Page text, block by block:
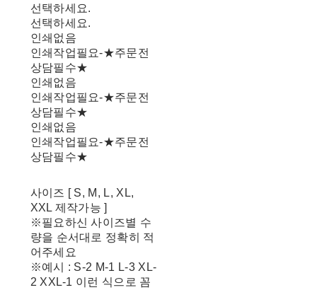
선택하세요.
선택하세요.
인쇄없음
인쇄작업필요-★주문전
상담필수★
인쇄없음
인쇄작업필요-★주문전
상담필수★
인쇄없음
인쇄작업필요-★주문전
상담필수★
사이즈 [ S, M, L, XL,
XXL 제작가능 ]
※필요하신 사이즈별 수
량을 순서대로 정확히 적
어주세요
※예시 : S-2 M-1 L-3 XL-
2 XXL-1 이런 식으로 꼼